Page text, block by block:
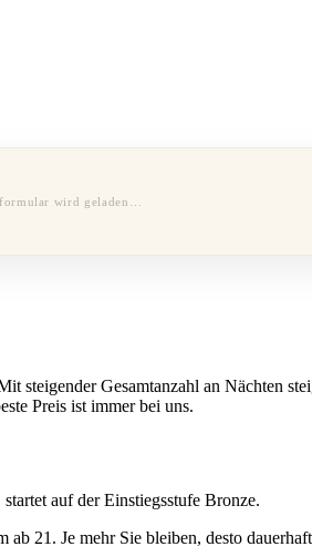
wird geladen…
Gesamtanzahl an Nächten
Preis ist immer bei uns.
auf der Einstiegsstufe Bronze.
21. Je mehr Sie bleiben, desto